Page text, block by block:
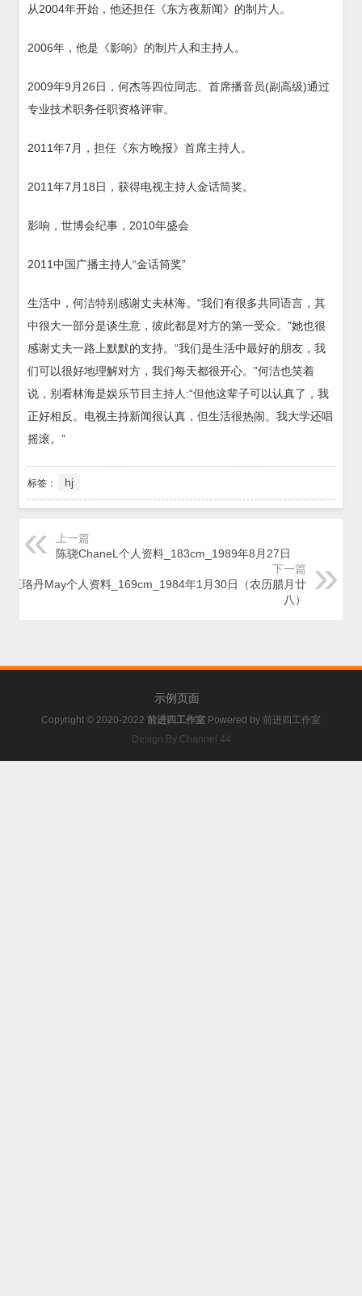
从2004年开始，他还担任《东方夜新闻》的制片人。
2006年，他是《影响》的制片人和主持人。
2009年9月26日，何杰等四位同志、首席播音员(副高级)通过
专业技术职务任职资格评审。
2011年7月，担任《东方晚报》首席主持人。
2011年7月18日，获得电视主持人金话筒奖。
影响，世博会纪事，2010年盛会
2011中国广播主持人“金话筒奖”
生活中，何洁特别感谢丈夫林海。“我们有很多共同语言，其
中很大一部分是谈生意，彼此都是对方的第一受众。”她也很
感谢丈夫一路上默默的支持。“我们是生活中最好的朋友，我
们可以很好地理解对方，我们每天都很开心。”何洁也笑着
说，别看林海是娱乐节目主持人:“但他这辈子可以认真了，我
正好相反。电视主持新闻很认真，但生活很热闹。我大学还唱
摇滚。”
标签： hj
上一篇
陈骁ChaneL个人资料_183cm_1989年8月27日
下一篇
王珞丹May个人资料_169cm_1984年1月30日（农历腊月廿
八）
示例页面
Copyright © 2020-2022 前进四工作室 Powered by 前进四工作室
Design By Channel 44